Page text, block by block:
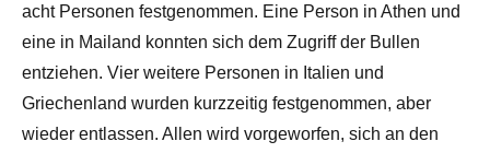
acht Personen festgenommen. Eine Person in Athen und
eine in Mailand konnten sich dem Zugriff der Bullen
entziehen. Vier weitere Personen in Italien und
Griechenland wurden kurzzeitig festgenommen, aber
wieder entlassen. Allen wird vorgeworfen, sich an den